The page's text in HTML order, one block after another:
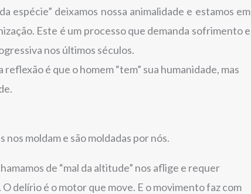
espécie” deixamos nossa animalidade e estamos em
Este é um processo que demanda sofrimento e
nos últimos séculos.
reflexão é que o homem “tem” sua humanidade, mas
moldam e são moldadas por nós.
de “mal da altitude” nos aflige e requer
delírio é o motor que move. E o movimento faz com